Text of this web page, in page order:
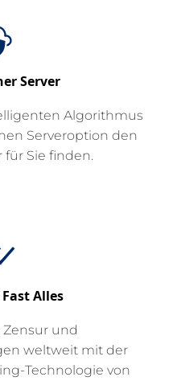
Server
Algorithmus
Serveroption den
für Sie finden.
Alles
Zensur und
weltweit mit der
Technologie von